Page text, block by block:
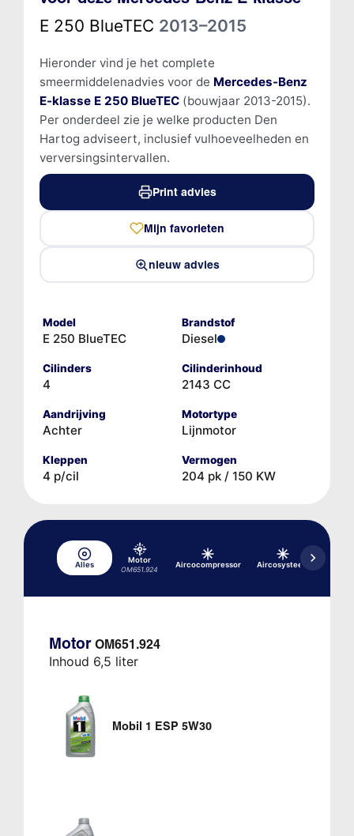
E 250 BlueTEC 2013–2015
Hieronder vind je het complete
smeermiddelenadvies voor de Mercedes-Benz
E-klasse E 250 BlueTEC(bouwjaar 2013-2015).
Per onderdeel zie je welke producten Den
Hartog adviseert, inclusief vulhoeveelheden en
verversingsintervallen.
Print advies
Mijn favorieten
nieuw advies
Model
E 250 BlueTEC
Brandstof
Diesel
Cilinders
4
Cilinderinhoud
2143 CC
Aandrijving
Achter
Motortype
Lijnmotor
Kleppen
4 p/cil
Vermogen
204 pk / 150 KW
Alles
Motor
OM651.924
Aircocompressor Aircosysteem
Motor OM651.924
Inhoud 6,5 liter
Mobil 1 ESP 5W30